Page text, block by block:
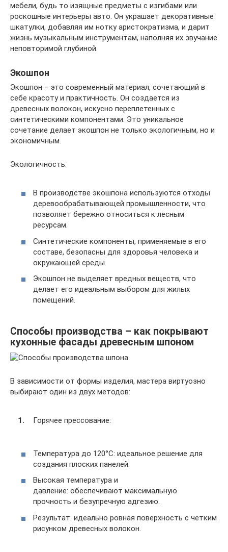
мебели, будь то изящные предметы с изгибами или
роскошные интерьеры авто. Он украшает декоративные
шкатулки, добавляя им нотку аристократизма, и дарит
жизнь музыкальным инструментам, наполняя их звучание
неповторимой глубиной.
Экошпон
Экошпон – это современный материал, сочетающий в
себе красоту и практичность. Он создается из
древесных волокон, искусно переплетенных с
синтетическими компонентами. Это уникальное
сочетание делает экошпон не только экологичным, но и
экономичным.
Экологичность:
В производстве экошпона используются отходы
деревообрабатывающей промышленности, что
позволяет бережно относиться к лесным
ресурсам.
Синтетические компоненты, применяемые в его
составе, безопасны для здоровья человека и
окружающей среды.
Экошпон не выделяет вредных веществ, что
делает его идеальным выбором для жилых
помещений.
Способы производства – как покрывают
кухонные фасады древесным шпоном
В зависимости от формы изделия, мастера виртуозно
выбирают один из двух методов:
Горячее прессование:
Температура до 120°C: идеальное решение для
создания плоских панелей.
Высокая температура и
давление: обеспечивают максимальную
прочность и безупречную адгезию.
Результат: идеально ровная поверхность с четким
рисунком древесных волокон.